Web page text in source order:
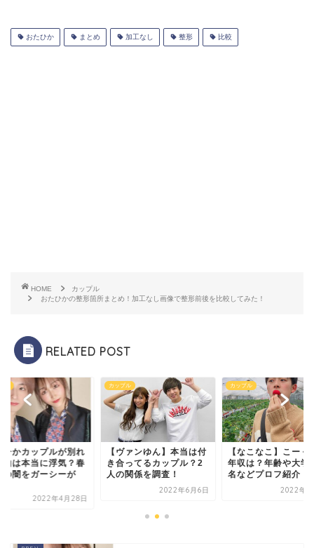
おたひか まとめ 加工なし 整形 比較
HOME
カップル
おたひかの整形箇所まとめ！加工なし画像で整形前後を比較してみた！
RELATED POST
ァンゆん】本当は付
ってるカップル？2
関係を調査！
カップル
【なこなこ】こーくんの
年収は？年齢や大学、本
名などプロフ紹介！
2022年6月9日
カップル
おたひかカップルが
た理由は本当に浮気
木開の闇をガーシー